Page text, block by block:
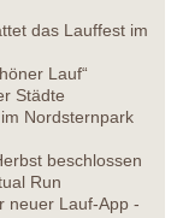
das Lauffest im
Lauf“
Städte
Nordsternpark
beschlossen
Run
neuer Lauf-App -